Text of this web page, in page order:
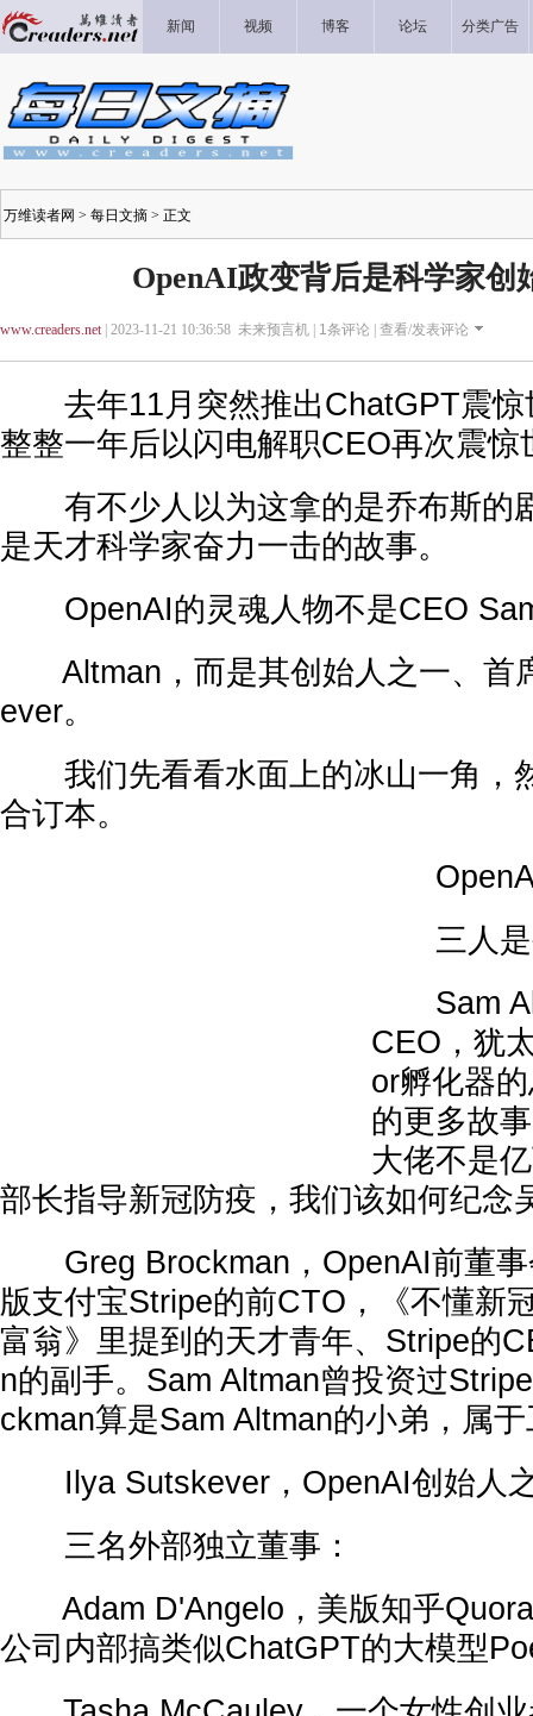
新闻 视频 博客 论坛 分类广告
万维读者网 > 每日文摘 > 正文
OpenAI政变背后是科学家创
www.creaders.net| 2023-11-21 10:36:58 未来预言机 | 1条评论 | 查看/发表评论
去年11月突然推出ChatGPT震惊
整整一年后以闪电解职CEO再次震惊
有不少人以为这拿的是乔布斯的
是天才科学家奋力一击的故事。
OpenAI的灵魂人物不是CEO
Altman，而是其创始人之一、首
ever。
我们先看看水面上的冰山一角，
合订本。
OpenAI
三人是
Sam
CEO，犹
or孵化器
的更多故
大佬不是
部长指导新冠防疫，我们该如何纪念
Greg Brockman，OpenAI前董事
版支付宝Stripe的前CTO，《不懂新
富翁》里提到的天才青年、Stripe的
n的副手。Sam Altman曾投资过
ckman算是Sam Altman的小弟，属
Ilya Sutskever，OpenAI创始人
三名外部独立董事：
Adam D'Angelo，美版知乎Quora
公司内部搞类似ChatGPT的大模型